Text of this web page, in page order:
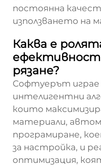
постоянна
използването на
Каква е
рязане?
Софтуерът играе
интелигентни
които
материали,
програмиране,
за настройка, и
оптимизация,